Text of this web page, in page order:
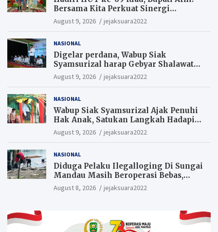
Bersama Kita Perkuat Sinergi
Pembangunan
August 9, 2026 jejaksuara2022
NASIONAL
Digelar perdana, Wabup Siak
Syamsurizal harap Gebyar Shalawat
bisa meningkatkan nilai keagamaan
ditengah-tengah masyarakat.
August 9, 2026 jejaksuara2022
NASIONAL
Wabup Siak Syamsurizal Ajak Penuhi
Hak Anak, Satukan Langkah Hadapi
Tantangan Daerah
August 9, 2026 jejaksuara2022
NASIONAL
Diduga Pelaku Ilegalloging Di Sungai
Mandau Masih Beroperasi Bebas,
Masyarakat Minta Aparat Penegak
Hukum Segera Tangkap Aktor Dan
August 8, 2026 jejaksuara2022